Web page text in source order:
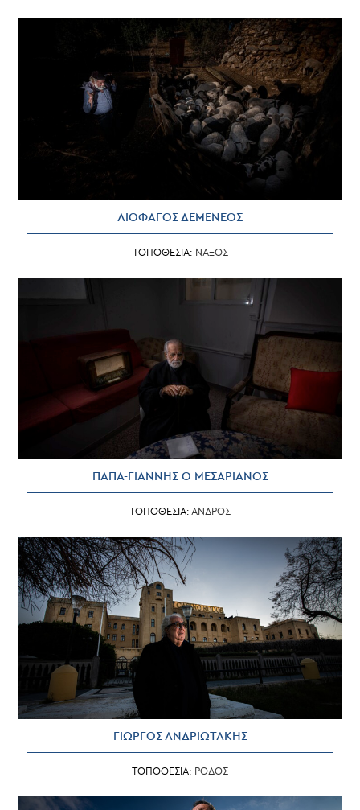
ΛΙΟΦΑΓΟΣ ΔΕΜΕΝΕΟΣ
ΤΟΠΟΘΕΣΙΑ: ΝΑΞΟΣ
ΠΑΠΑ-ΓΙΑΝΝΗΣ Ο ΜΕΣΑΡΙΑΝΟΣ
ΤΟΠΟΘΕΣΙΑ: ΑΝΔΡΟΣ
ΓΙΩΡΓΟΣ ΑΝΔΡΙΩΤΑΚΗΣ
ΤΟΠΟΘΕΣΙΑ: ΡΟΔΟΣ